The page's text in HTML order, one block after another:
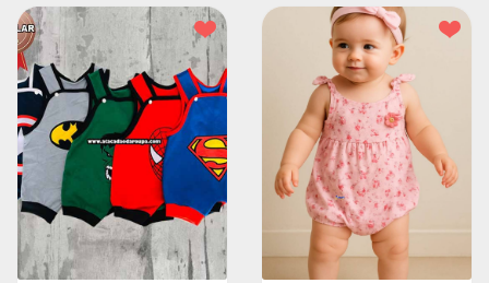
BEBÊ
MODA
EVANGÉLICA
MODA
FEMININA
MODA
FITNESS
MODA
GRIFE